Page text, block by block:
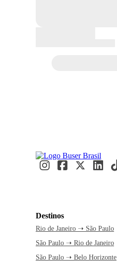
Destinos
Rio de Janeiro ➝ São Paulo
São Paulo ➝ Rio de Janeiro
São Paulo ➝ Belo Horizonte